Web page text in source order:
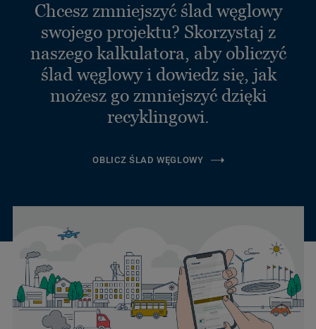
Chcesz zmniejszyć ślad węglowy
swojego projektu? Skorzystaj z
naszego kalkulatora, aby obliczyć
ślad węglowy i dowiedz się, jak
możesz go zmniejszyć dzięki
recyklingowi.
OBLICZ ŚLAD WĘGLOWY